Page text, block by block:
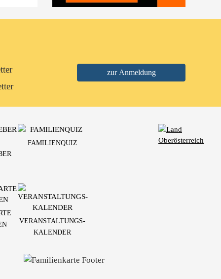
FAMILIENQUIZ
VERANSTALTUNGS-
KALENDER